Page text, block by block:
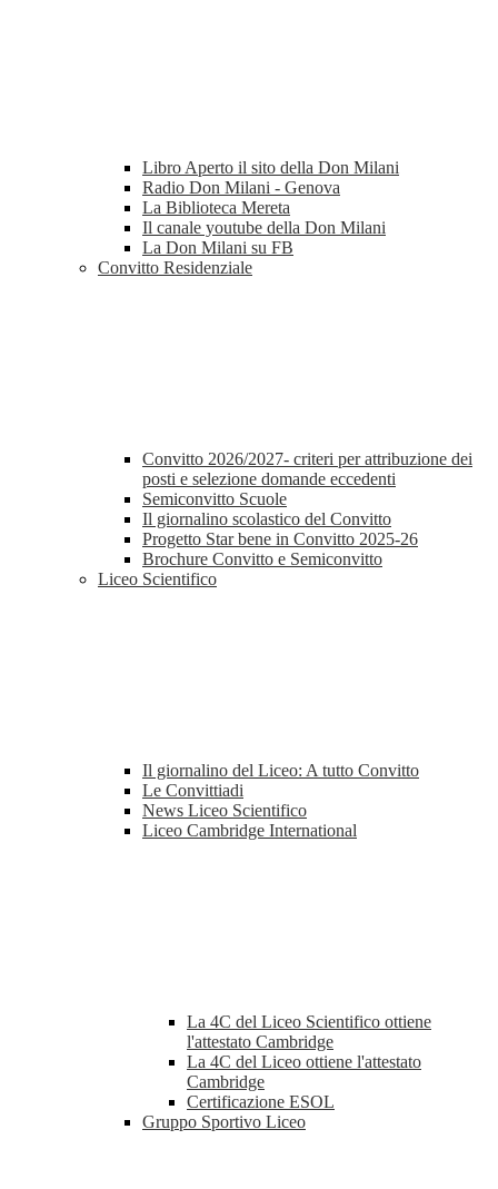
Libro Aperto il sito della Don Milani
Radio Don Milani - Genova
La Biblioteca Mereta
Il canale youtube della Don Milani
La Don Milani su FB
Convitto Residenziale
Convitto 2026/2027- criteri per attribuzione dei
posti e selezione domande eccedenti
Semiconvitto Scuole
Il giornalino scolastico del Convitto
Progetto Star bene in Convitto 2025-26
Brochure Convitto e Semiconvitto
Liceo Scientifico
Il giornalino del Liceo: A tutto Convitto
Le Convittiadi
News Liceo Scientifico
Liceo Cambridge International
La 4C del Liceo Scientifico ottiene
l'attestato Cambridge
La 4C del Liceo ottiene l'attestato
Cambridge
Certificazione ESOL
Gruppo Sportivo Liceo